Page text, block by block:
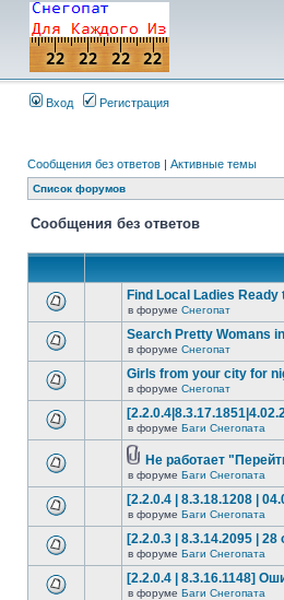
Вход Регистрация
Сообщения без ответов | Активные темы
Список форумов
Сообщения без ответов
Find Local Ladies Ready
в форуме Снегопат
Search Pretty Womans
в форуме Снегопат
Girls from your city for
в форуме Снегопат
в форуме Баги Снегопата
Не работает
в форуме Баги Снегопата
[2.2.0.4 | 8.3.18.1208 |
в форуме Баги Снегопата
[2.2.0.3 | 8.3.14.2095 | 28
в форуме Баги Снегопата
[2.2.0.4 | 8.3.16.1148]
в форуме Баги Снегопата